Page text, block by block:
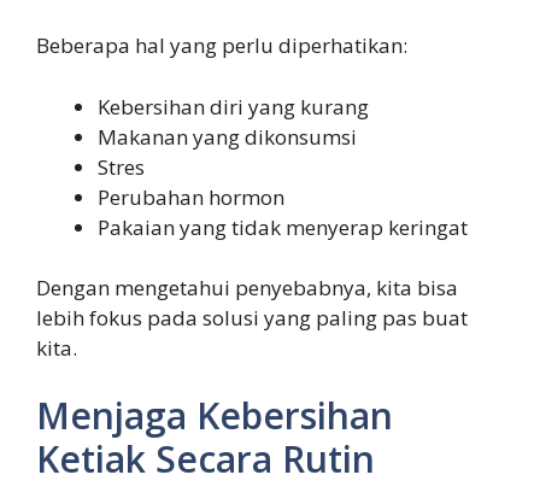
Beberapa hal yang perlu diperhatikan:
Kebersihan diri yang kurang
Makanan yang dikonsumsi
Stres
Perubahan hormon
Pakaian yang tidak menyerap keringat
Dengan mengetahui penyebabnya, kita bisa
lebih fokus pada solusi yang paling pas buat
kita.
Menjaga Kebersihan
Ketiak Secara Rutin